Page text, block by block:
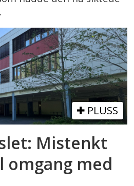
PLUSS
Mistenkt
omgang med